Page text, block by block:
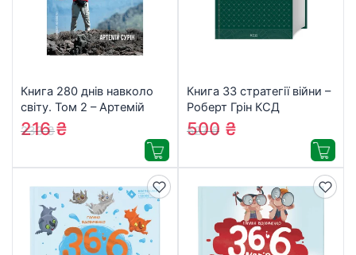
Книга 280 днів навколо
світу. Том 2 – Артемій
Сурін BookChef
(9789669935427)
233₴
216₴
Книга 33 стратегії війни –
Роберт Грін КСД
(9786171512290)
527₴
500 ₴